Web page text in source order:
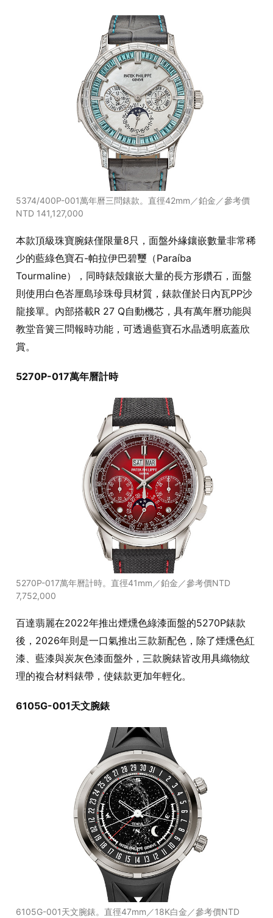
5374/400P-001萬年曆三問錶款。直徑42mm／鉑金／參考價
NTD 141,127,000
本款頂級珠寶腕錶僅限量8只，面盤外緣鑲嵌數量非常稀
少的藍綠色寶石-帕拉伊巴碧璽（Paraíba
Tourmaline），同時錶殼鑲嵌大量的長方形鑽石，面盤
則使用白色峇厘島珍珠母貝材質，錶款僅於日內瓦PP沙
龍接單。內部搭載R 27 Q自動機芯，具有萬年曆功能與
教堂音簧三問報時功能，可透過藍寶石水晶透明底蓋欣
賞。
5270P-017萬年曆計時
5270P-017萬年曆計時。直徑41mm／鉑金／參考價NTD
7,752,000
百達翡麗在2022年推出煙燻色綠漆面盤的5270P錶款
後，2026年則是一口氣推出三款新配色，除了煙燻色紅
漆、藍漆與炭灰色漆面盤外，三款腕錶皆改用具織物紋
理的複合材料錶帶，使錶款更加年輕化。
6105G-001天文腕錶
6105G-001天文腕錶。直徑47mm／18K白金／參考價NTD